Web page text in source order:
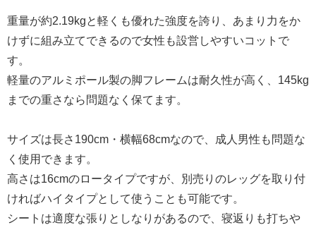
重量が約2.19kgと軽くも優れた強度を誇り、あまり力をか
けずに組み立てできるので女性も設営しやすいコットで
す。
軽量のアルミポール製の脚フレームは耐久性が高く、145kg
までの重さなら問題なく保てます。
サイズは長さ190cm・横幅68cmなので、成人男性も問題な
く使用できます。
高さは16cmのロータイプですが、別売りのレッグを取り付
ければハイタイプとして使うことも可能です。
シートは適度な張りとしなりがあるので、寝返りも打ちや